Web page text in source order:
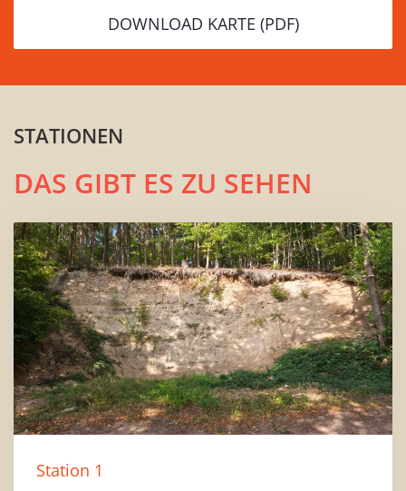
DOWNLOAD KARTE (PDF)
STATIONEN
DAS GIBT ES ZU SEHEN
Station 1